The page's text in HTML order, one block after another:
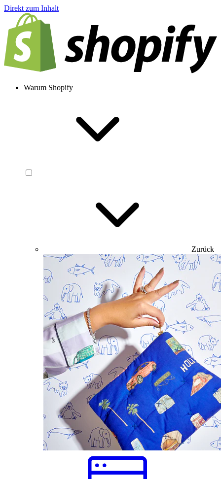
Direkt zum Inhalt
Warum Shopify
Zurück